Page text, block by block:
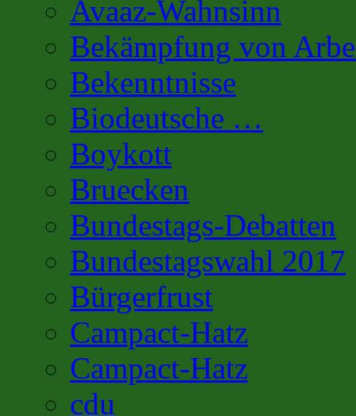
Avaaz-Wahnsinn
Bekämpfung von
Bekenntnisse
Biodeutsche …
Boykott
Bruecken
Bundestags-Debatten
Bundestagswahl 2017
Bürgerfrust
Campact-Hatz
Campact-Hatz
cdu